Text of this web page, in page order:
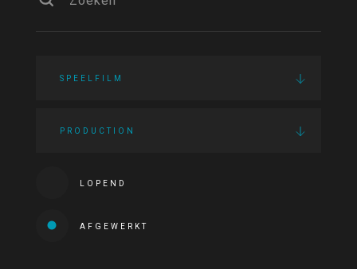
SPEELFILM
PRODUCTION
LOPEND
AFGEWERKT